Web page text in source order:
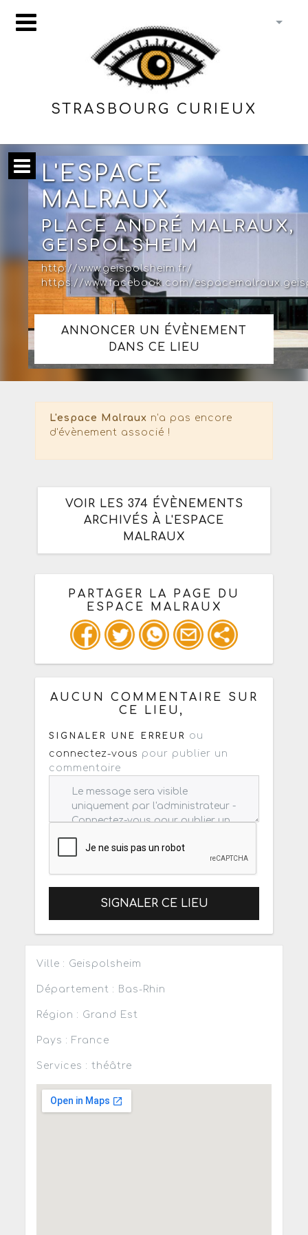
STRASBOURG CURIEUX
L'ESPACE
MALRAUX
PLACE ANDRÉ MALRAUX,
GEISPOLSHEIM
http://www.geispolsheim.fr/
https://www.facebook.com/
ANNONCER UN ÉVÈNEMENT
DANS CE LIEU
L'espace Malraux n'a pas encore
d'évènement associé !
VOIR LES 374 ÉVÈNEMENTS
ARCHIVÉS À L'ESPACE
MALRAUX
PARTAGER LA PAGE DU
ESPACE MALRAUX
Ou copiez les infos ci-dessous pour
un : mail / forum / réseau social
AUCUN COMMENTAIRE SUR
CE LIEU,
SIGNALER UNE ERREUR
ou
connectez-vous pour publier un
commentaire
SIGNALER CE LIEU
Ville : Geispolsheim
Département : Bas-Rhin
Région : Grand Est
Pays : France
Services : théâtre